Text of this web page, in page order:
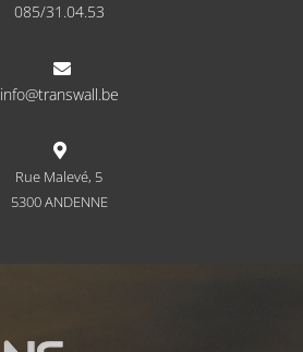
085/31.04.53

info@transwall.be

Rue Malevé, 5
5300 ANDENNE